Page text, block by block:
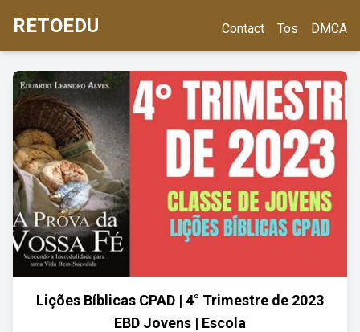
RETOEDU Contact Tos DMCA
Lições Bíblicas CPAD | 4° Trimestre de 2023
EBD Jovens | Escola